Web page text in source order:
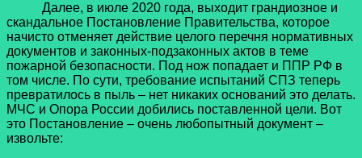
Далее, в июле 2020 года, выходит грандиозное и
скандальное Постановление Правительства, которое
начисто отменяет действие целого перечня нормативных
документов и законных-подзаконных актов в теме
пожарной безопасности. Под нож попадает и ППР РФ в
том числе. По сути, требование испытаний СПЗ теперь
превратилось в пыль – нет никаких оснований это делать.
МЧС и Опора России добились поставленной цели. Вот
это Постановление – очень любопытный документ –
извольте: